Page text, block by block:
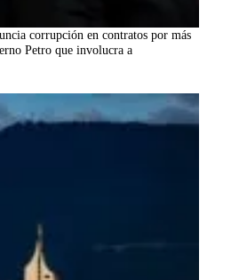
corrupción en contratos por más
Petro que involucra a